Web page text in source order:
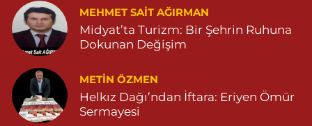
SAĞLIK OCAĞI YANI 04823812379
0 (482) 381 23 79 Yol Tarifi Al
Yavuz Eczanesi
MARDİN CADDE NO:20A 04825712234
0 (482) 571 22 34 Yol Tarifi Al
MEHMET SAIT AĞIRMAN
Midyat’ta Turizm: Bir Şehrin Ruhuna
Dokunan Değişim
METIN ÖZMEN
Helkız Dağı’ndan İftara: Eriyen Ömür
Sermayesi